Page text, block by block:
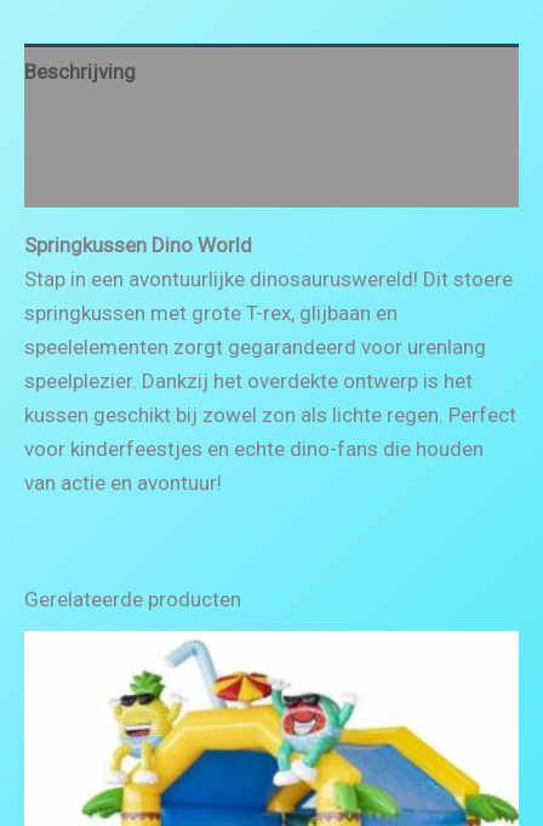
Beschrijving
Springkussen Dino World
Stap in een avontuurlijke dinosauruswereld! Dit stoere
springkussen met grote T-rex, glijbaan en
speelelementen zorgt gegarandeerd voor urenlang
speelplezier. Dankzij het overdekte ontwerp is het
kussen geschikt bij zowel zon als lichte regen. Perfect
voor kinderfeestjes en echte dino-fans die houden
van actie en avontuur!
Gerelateerde producten